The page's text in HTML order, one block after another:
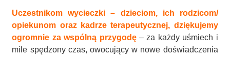
Uczestnikom wycieczki – dzieciom, ich rodzicom/
opiekunom oraz kadrze terapeutycznej, dziękujemy
ogromnie za wspólną przygodę– za każdy uśmiech i
mile spędzony czas, owocujący w nowe doświadczenia